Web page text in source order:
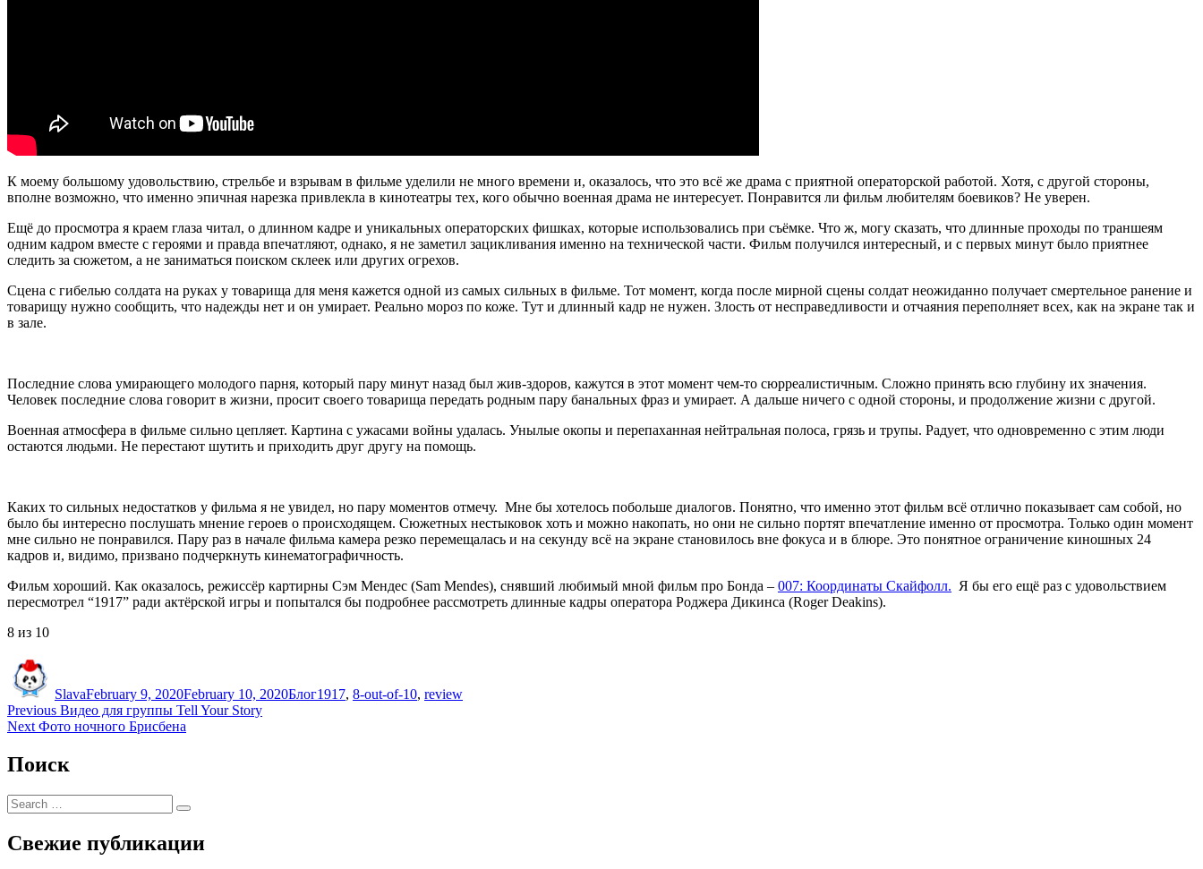
К моему большому удовольствию, стрельбе и взрывам в фильме уделили не много времени и, оказалось, что это всё же драма с приятной операторской работой. Хотя, с другой стороны,
вполне возможно, что именно эпичная нарезка привлекла в кинотеатры тех, кого обычно военная драма не интересует. Понравится ли фильм любителям боевиков? Не уверен.
Ещё до просмотра я краем глаза читал, о длинном кадре и уникальных операторских фишках, которые использовались при съёмке. Что ж, могу сказать, что длинные проходы по траншеям
одним кадром вместе с героями и правда впечатляют, однако, я не заметил зацикливания именно на технической части. Фильм получился интересный, и с первых минут было приятнее
следить за сюжетом, а не заниматься поиском склеек или других огрехов.
Сцена с гибелью солдата на руках у товарища для меня кажется одной из самых сильных в фильме. Тот момент, когда после мирной сцены солдат неожиданно получает смертельное ранение и
товарищу нужно сообщить, что надежды нет и он умирает. Реально мороз по коже. Тут и длинный кадр не нужен. Злость от несправедливости и отчаяния переполняет всех, как на экране так и
в зале.
Последние слова умирающего молодого парня, который пару минут назад был жив-здоров, кажутся в этот момент чем-то сюрреалистичным. Сложно принять всю глубину их значения.
Человек последние слова говорит в жизни, просит своего товарища передать родным пару банальных фраз и умирает. А дальше ничего с одной стороны, и продолжение жизни с другой.
Военная атмосфера в фильме сильно цепляет. Картина с ужасами войны удалась. Унылые окопы и перепаханная нейтральная полоса, грязь и трупы. Радует, что одновременно с этим люди
остаются людьми. Не перестают шутить и приходить друг другу на помощь.
Каких то сильных недостатков у фильма я не увидел, но пару моментов отмечу. Мне бы хотелось побольше диалогов. Понятно, что именно этот фильм всё отлично показывает сам собой, но
было бы интересно послушать мнение героев о происходящем. Сюжетных нестыковок хоть и можно накопать, но они не сильно портят впечатление именно от просмотра. Только один момент
мне сильно не понравился. Пару раз в начале фильма камера резко перемещалась и на секунду всё на экране становилось вне фокуса и в блюре. Это понятное ограничение киношных 24
кадров и, видимо, призвано подчеркнуть кинематографичность.
Фильм хороший. Как оказалось, режиссёр картирны Сэм Мендес (Sam Mendes), снявший любимый мной фильм про Бонда – 007: Координаты Скайфолл. Я бы его ещё раз с удовольствием
пересмотрел “1917” ради актёрской игры и попытался бы подробнее рассмотреть длинные кадры оператора Роджера Дикинса (Roger Deakins).
8 из 10
SlavaFebruary 9, 2020February 10, 2020Блог1917, 8-out-of-10, review
Post
navigation
Previous Previous
post:
Видео для группы Tell Your Story
Next Next
Фото ночного Брисбена
Поиск
Search
for:
Search
Свежие публикации